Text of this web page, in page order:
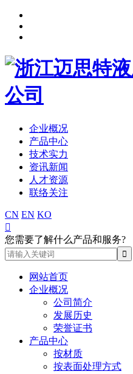
企业概况
产品中心
技术实力
资讯新闻
人才资源
联络关注
CN EN KO

您需要了解什么产品和服务?
网站首页
企业概况
公司简介
发展历史
荣誉证书
产品中心
按材质
按表面处理方式